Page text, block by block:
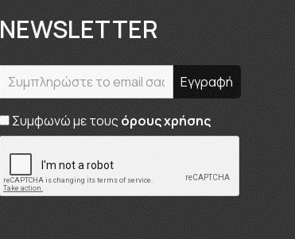
NEWSLETTER
Συμφωνώ με τους όρους χρήσης